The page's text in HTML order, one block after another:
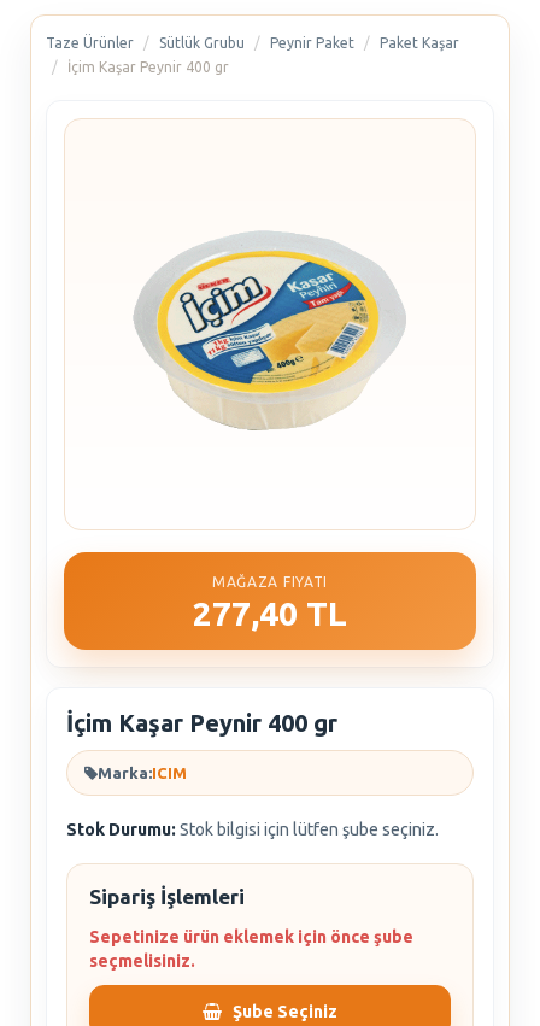
Taze Ürünler Sütlük Grubu Peynir Paket
Paket Kaşar
İçim Kaşar Peynir 400 gr
MAĞAZA FIYATI
277,40 TL
İçim Kaşar Peynir 400 gr
Marka:ICIM
Stok Durumu: Stok bilgisi için lütfen şube seçiniz.
Sipariş İşlemleri
Sepetinize ürün eklemek için önce şube
seçmelisiniz.
Şube Seçiniz